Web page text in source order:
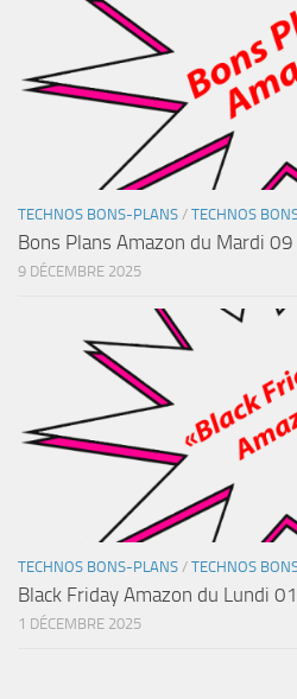
TECHNOS BONS-PLANS / TECHNOS
Bons Plans Amazon du Mardi
9 DÉCEMBRE 2025
TECHNOS BONS-PLANS / TECHNOS
Black Friday Amazon du Lundi
1 DÉCEMBRE 2025